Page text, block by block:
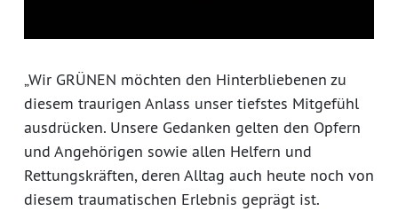
„Wir GRÜNEN möchten den Hinterbliebenen zu
diesem traurigen Anlass unser tiefstes Mitgefühl
ausdrücken. Unsere Gedanken gelten den Opfern
und Angehörigen sowie allen Helfern und
Rettungskräften, deren Alltag auch heute noch von
diesem traumatischen Erlebnis geprägt ist.